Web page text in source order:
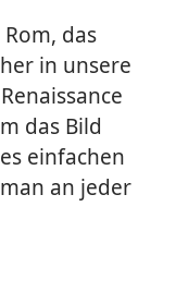
das
in unsere
das Bild
einfachen
an jeder